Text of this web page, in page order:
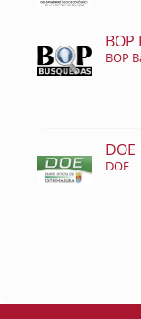
BOP
BOP
DOE
DOE